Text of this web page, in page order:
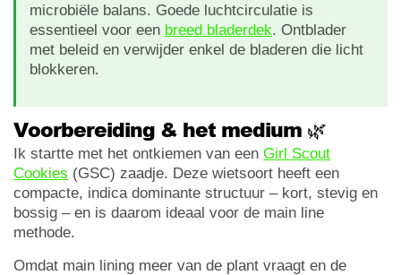
microbiële balans. Goede luchtcirculatie is
essentieel voor een breed bladerdek. Ontblader
met beleid en verwijder enkel de bladeren die licht
blokkeren.
Voorbereiding & het medium 🌿
Ik startte met het ontkiemen van een Girl Scout
Cookies (GSC) zaadje. Deze wietsoort heeft een
compacte, indica dominante structuur – kort, stevig en
bossig – en is daarom ideaal voor de main line
methode.
Omdat main lining meer van de plant vraagt en de